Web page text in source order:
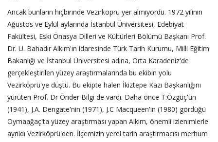
Ancak bunların hiçbirinde Vezirköprü yer almıyordu. 1972 yılının
Ağustos ve Eylül aylarında İstanbul Üniversitesi, Edebiyat
Fakültesi, Eski Önasya Dilleri ve Kültürleri Bölümü Başkanı Prof.
Dr. U. Bahadır Alkım'ın idaresinde Türk Tarih Kurumu, Milli Eğitim
Bakanlığı ve İstanbul Üniversitesi adına, Orta Karadeniz'de
gerçekleştirilen yüzey araştırmalarında bu ekibin yolu
Vezirköprü'ye düştü. Bu ekipte halen İkiztepe Kazı Başkanlığını
yürüten Prof. Dr Önder Bilgi de vardı. Daha önce T:Özgüç'ün
(1941), J.A. Dengate'nin (1971), J.C Macqueen'in (1980) gördüğü
Oymaağaç'ta yüzey araştırması yapan Alkım, önemli izlenimlerle
ayrıldı Vezirköprü'den. İlçemizin yerel tarih araştırmacısı merhum